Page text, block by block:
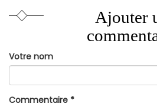
Ajouter
Votre nom
Commentaire *